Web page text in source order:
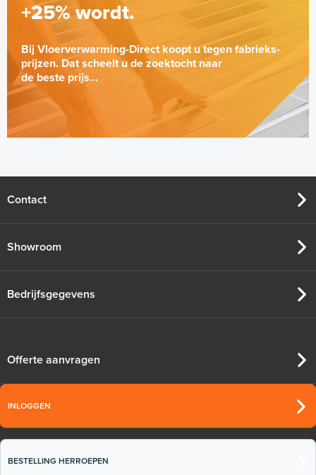
+25% wordt.
Bij Vloerverwarming-Direct koopt u tegen fabrieks-
prijzen. Dat scheelt u de zoektocht naar
de beste prijs...
Contact
Showroom
Bedrijfsgegevens
Offerte aanvragen
INLOGGEN
BESTELLING HERROEPEN